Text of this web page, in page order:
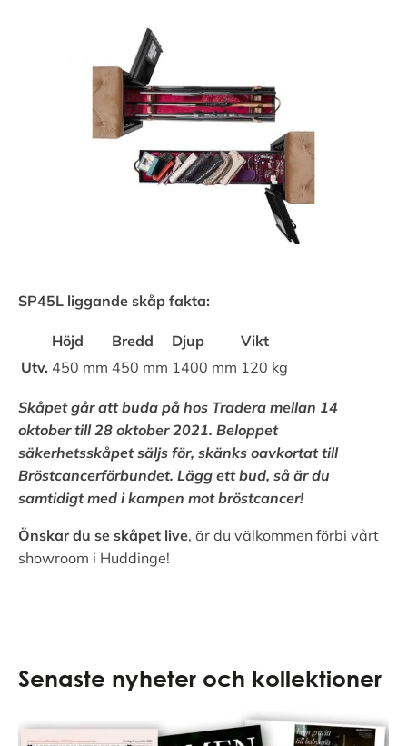
SP45L liggande skåp fakta:
Höjd Bredd Djup
Vikt
Utv. 450 mm 450 mm 1400 mm 120 kg
Skåpet går att buda på hos Tradera mellan 14
oktober till 28 oktober 2021. Beloppet
säkerhetsskåpet säljs för, skänks oavkortat till
Bröstcancerförbundet. Lägg ett bud, så är du
samtidigt med i kampen mot bröstcancer!
Önskar du se skåpet live, är du välkommen förbi vårt
showroom i Huddinge!
Senaste nyheter och kollektioner